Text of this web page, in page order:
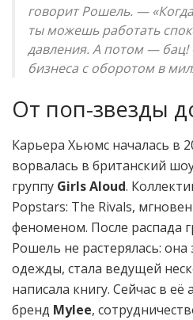
говорит Рошель. —
ты можешь работать
давления. А потом —
бизнеса с оборотом в
От поп-звезды
Карьера Хьюмс началась в
ворвалась в британский
группу Girls Aloud.
Popstars: The Rivals,
феноменом. После распада
Рошель не растерялась:
одежды, стала ведущей
написала книгу. Сейчас в
бренд Mylee,